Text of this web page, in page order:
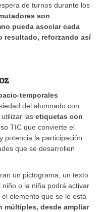
de turnos durante los
son
pueda asociar cada
resultado, reforzando así
temporales
del alumnado con
las etiquetas con
TIC que convierte el
potencia la participación
que se desarrollen
un pictograma, un texto
o la niña podrá activar
elemento que se le está
múltiples, desde ampliar